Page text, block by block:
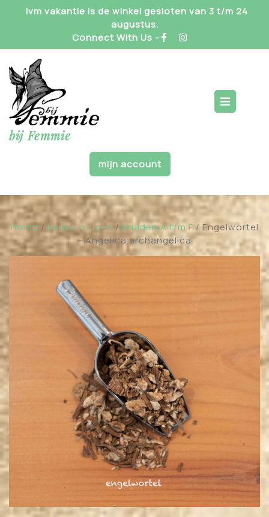
Ivm vakantie is de winkel gesloten van 3 t/m 24
augustus.
Connect With Us -
bij Femmie
mijn account
Home / Losse kruiden / Kruiden A t/m F/ Engelwortel
– Angelica archangelica